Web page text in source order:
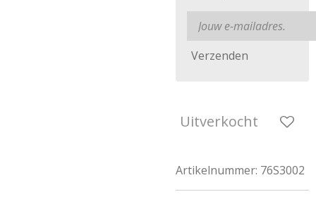
Verzenden
Uitverkocht
Artikelnummer: 76S3002